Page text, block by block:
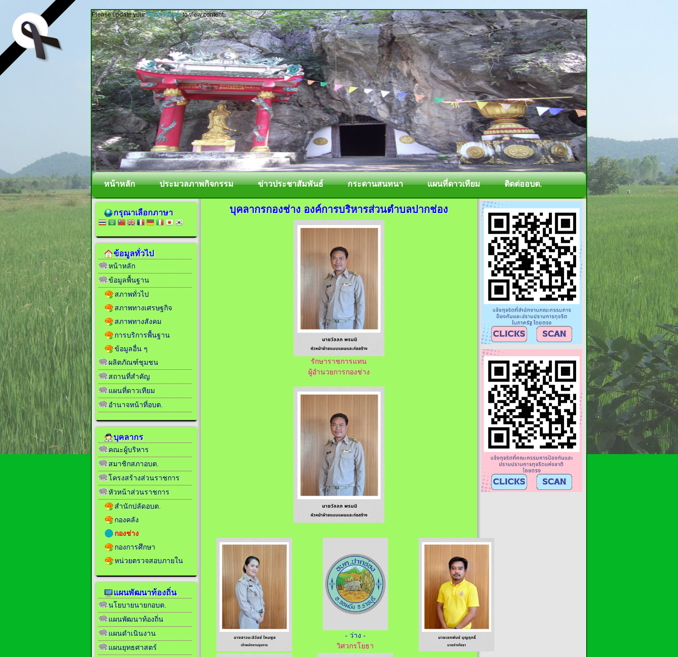
Please update yourFlash Playerto view content.
หน้าหลัก ประมวลภาพกิจกรรม ข่าวประชาสัมพันธ์ กระดานสนทนา แผนที่ดาวเทียม ติดต่ออบต.
บุคลากรกองช่าง องค์การบริหารส่วนตำบลปากช่อง
รักษาราชการแทน
ผู้อำนวยการกองช่าง
- ว่าง -
วิศวกรโยธา
กรุณาเลือกภาษา
ข้อมูลทั่วไป
หน้าหลัก
ข้อมูลพื้นฐาน
สภาพทั่วไป
สภาพทางเศรษฐกิจ
สภาพทางสังคม
การบริการพื้นฐาน
ข้อมูลอื่น ๆ
ผลิตภัณฑ์ชุมชน
สถานที่สำคัญ
แผนที่ดาวเทียม
อำนาจหน้าที่อบต.
บุคลากร
คณะผู้บริหาร
สมาชิกสภาอบต.
โครงสร้างส่วนราชการ
หัวหน้าส่วนราชการ
สำนักปลัดอบต.
กองคลัง
กองช่าง
กองการศึกษา
หน่วยตรวจสอบภายใน
แผนพัฒนาท้องถิ่น
นโยบายนายกอบต.
แผนพัฒนาท้องถิ่น
แผนดำเนินงาน
แผนยุทธศาสตร์